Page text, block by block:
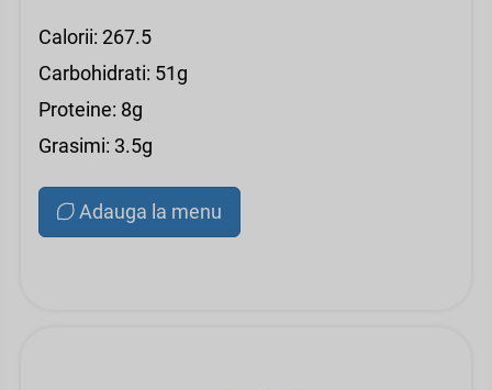
Calorii: 267.5
Carbohidrati: 51g
Proteine: 8g
Grasimi: 3.5g
Adauga la menu